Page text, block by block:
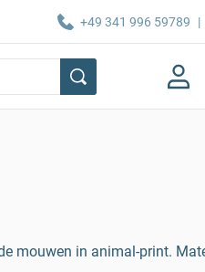
+49 341 996 59789 |
mouwen in animal-print.